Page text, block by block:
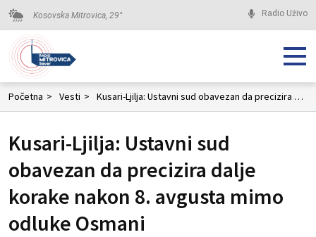
Kosovska Mitrovica, 29° Radio Uživo
Početna > Vesti > Kusari-Ljilja: Ustavni sud obavezan da precizira dalje korake nakon 8. avgusta mimo odluke Osmani
Kusari-Ljilja: Ustavni sud
obavezan da precizira dalje
korake nakon 8. avgusta mimo
odluke Osmani